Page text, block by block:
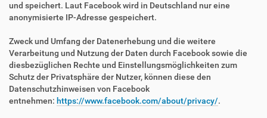
und speichert. Laut Facebook wird in Deutschland nur eine
anonymisierte IP-Adresse gespeichert.
Zweck und Umfang der Datenerhebung und die weitere
Verarbeitung und Nutzung der Daten durch Facebook sowie die
diesbezüglichen Rechte und Einstellungsmöglichkeiten zum
Schutz der Privatsphäre der Nutzer, können diese den
Datenschutzhinweisen von Facebook
entnehmen: https://www.facebook.com/about/privacy/.